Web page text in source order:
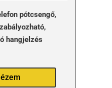
pótcsengő,
hangjelzés